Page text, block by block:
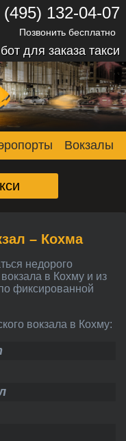
(495) 132-04-07
Позвонить бесплатно
для заказа такси
Вокзалы
– Кохма
в Кохму и из
фиксированной
вокзала в Кохму: